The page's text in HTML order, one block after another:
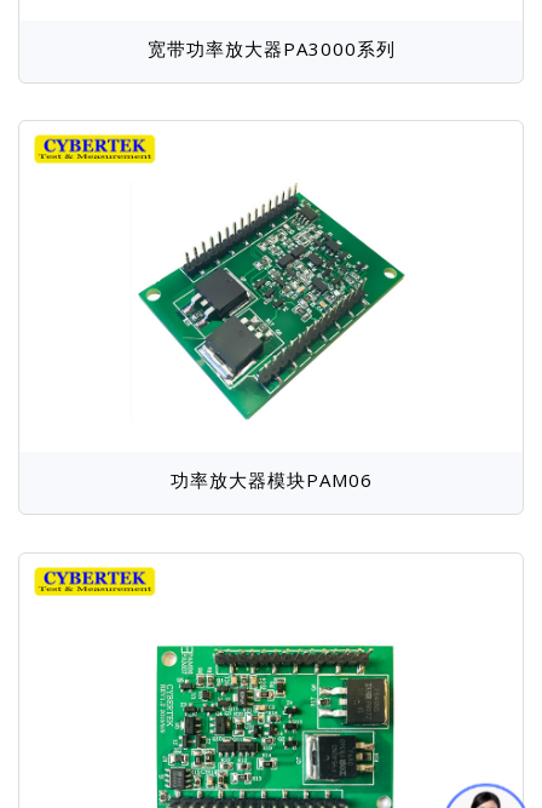
宽带功率放大器PA3000系列
功率放大器模块PAM06